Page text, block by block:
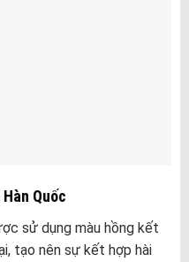
Quốc
sử dụng màu hồng kết
tạo nên sự kết hợp hài